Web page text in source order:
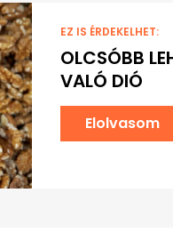
EZ IS ÉRDEKELHET:
OLCSÓBB
VALÓ DIÓ
Elolvasom